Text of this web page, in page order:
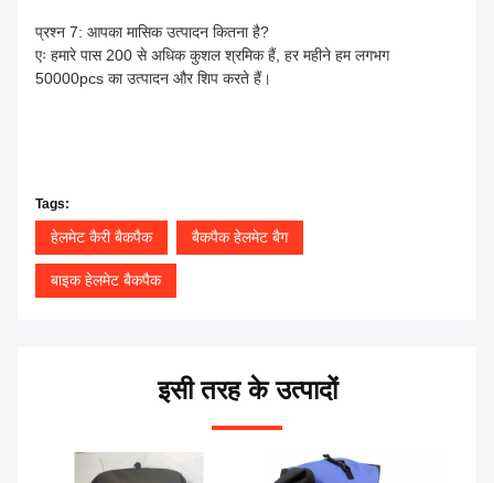
प्रश्न 7: आपका मासिक उत्पादन कितना है?
एः हमारे पास 200 से अधिक कुशल श्रमिक हैं, हर महीने हम लगभग
50000pcs का उत्पादन और शिप करते हैं।
Tags:
हेलमेट कैरी बैकपैक बैकपैक हेलमेट बैग
बाइक हेलमेट बैकपैक
इसी तरह के उत्पादों